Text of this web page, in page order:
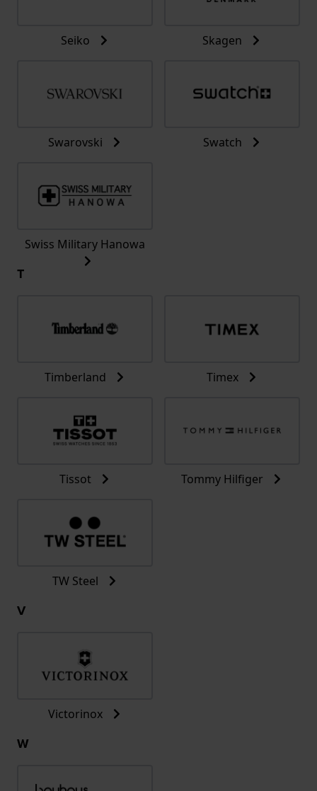
Seiko Skagen
Swarovski Swatch
Swiss Military Hanowa
T
Timberland Timex
Tissot Tommy Hilfiger
TW Steel
V
Victorinox
W